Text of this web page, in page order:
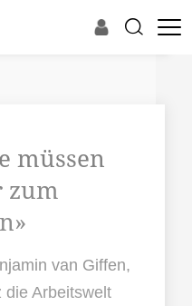
müssen
zum
van Giffen,
die Arbeitswelt